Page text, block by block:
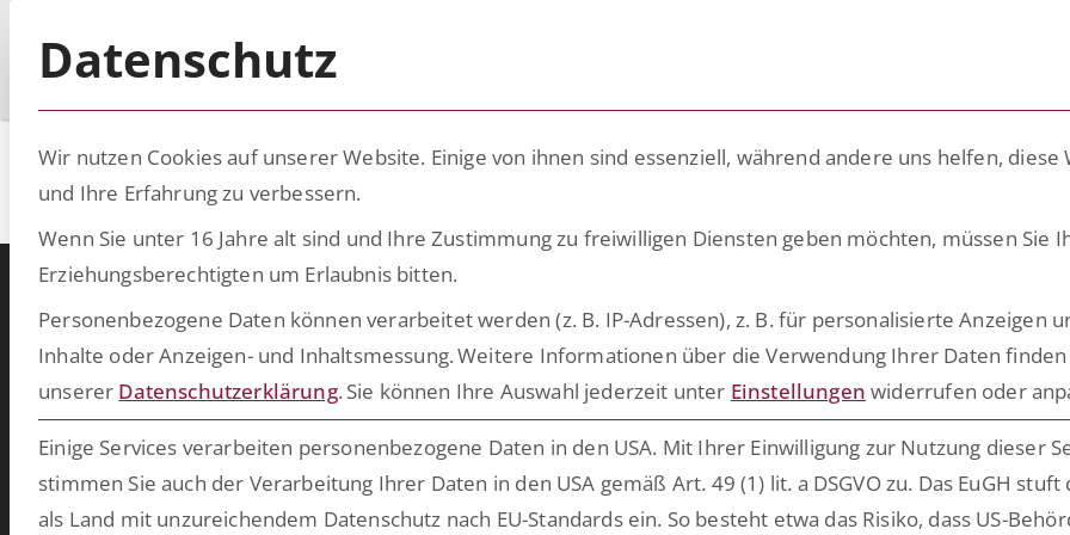
mh2 experts
Warum ESCRIBA?
ESCRIBA steht für 25 Jahre gelebte Digitalisierung in Unternehmen.
Unser Herz schlägt für digitale Prozesse und skalierbare Technologien,
Damit schaffen wir in kurzer Zeit bahnbrechende Ergebnisse und
bringen Ihre Softwarewelt auf Vordermann. Wählen Sie aus unserem
Zukünftig mehr über ESCRIBA
Einfach hier für unseren E-Mail
Ich habe die Hinweise zum
genommen.*
Datenschutz
Wir nutzen Cookies auf unserer Website. Einige von ihnen sind essenziell, während andere uns helfen, diese
und Ihre Erfahrung zu verbessern.
Wenn Sie unter 16 Jahre alt sind und Ihre Zustimmung zu freiwilligen Diensten geben möchten, müssen Sie
Erziehungsberechtigten um Erlaubnis bitten.
Personenbezogene Daten können verarbeitet werden (z. B. IP-Adressen), z. B. für personalisierte Anzeigen
Inhalte oder Anzeigen- und Inhaltsmessung.Weitere Informationen über die Verwendung Ihrer Daten finden
unserer Datenschutzerklärung. Sie können Ihre Auswahl jederzeit unter Einstellungen widerrufen oder
Einige Services verarbeiten personenbezogene Daten in den USA. Mit Ihrer Einwilligung zur Nutzung dieser
stimmen Sie auch der Verarbeitung Ihrer Daten in den USA gemäß Art. 49 (1) lit. a DSGVO zu. Das EuGH stuft
als Land mit unzureichendem Datenschutz nach EU-Standards ein. So besteht etwa das Risiko, dass US-